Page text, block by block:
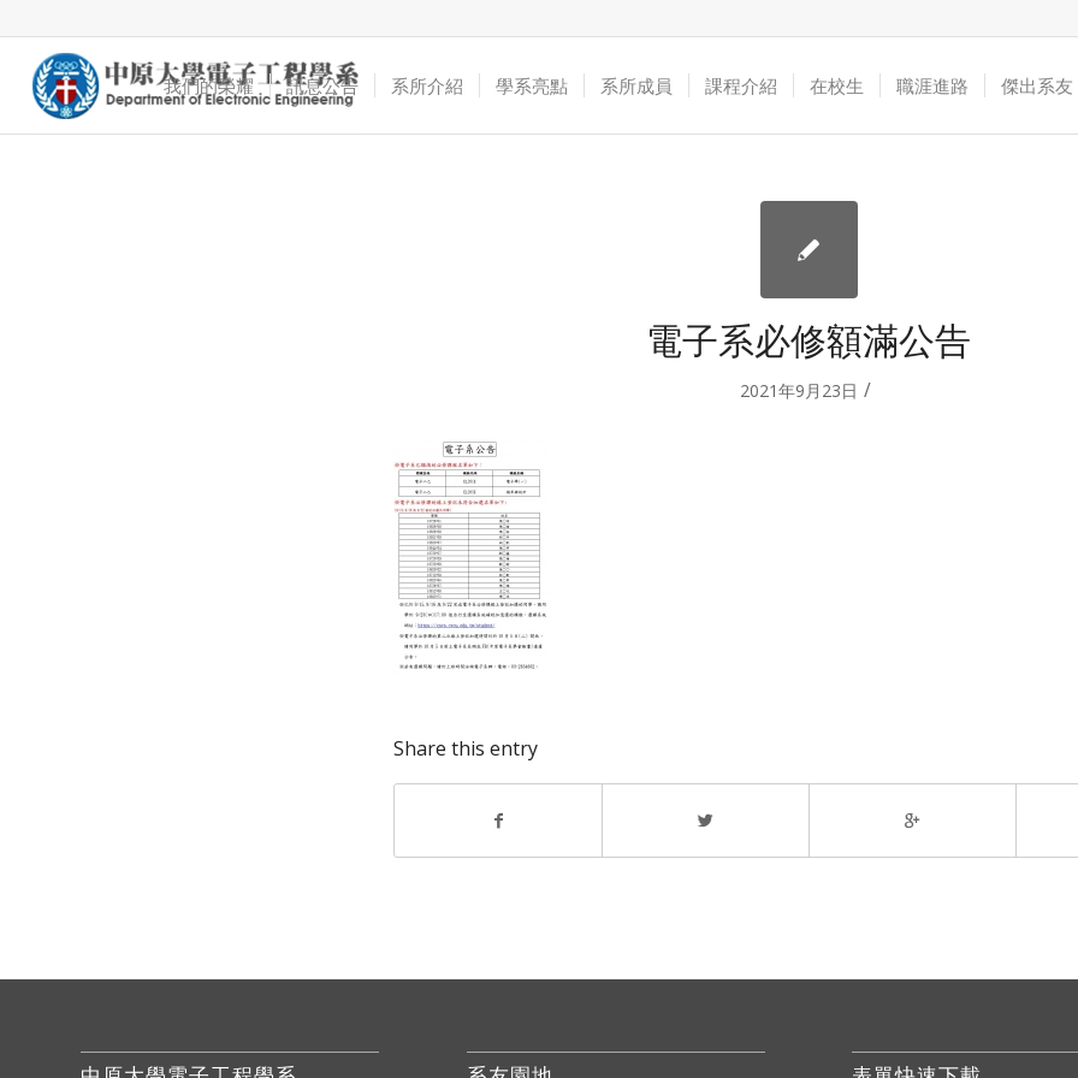
我們的榮耀 訊息公告 系所介紹 學系亮點 系所成員 課程介紹 在校生 職涯進路 傑出系友
電子系必修額滿公告
2021年9月23日 /
Share this entry